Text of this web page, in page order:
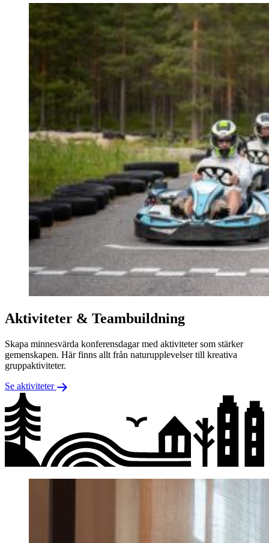
Aktiviteter & Teambuildning
Skapa minnesvärda konferensdagar med aktiviteter som stärker
gemenskapen. Här finns allt från naturupplevelser till kreativa
gruppaktiviteter.
Se aktiviteter